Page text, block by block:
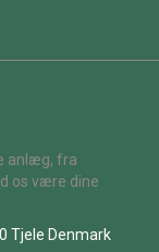
anlæg, fra
os være dine
Tjele Denmark